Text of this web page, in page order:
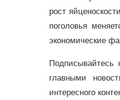
рост
поголовья
экономические
главными
интересного